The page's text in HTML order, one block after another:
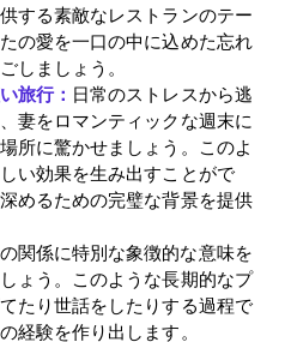
する素敵なレストランのテー
の愛を一口の中に込めた忘れ
しましょう。
旅行： 日常のストレスから逃
妻をロマンティックな週末に
所に驚かせましょう。このよ
い効果を生み出すことがで
めるための完璧な背景を提供
関係に特別な象徴的な意味を
ょう。このような長期的なプ
たり世話をしたりする過程で
経験を作り出します。